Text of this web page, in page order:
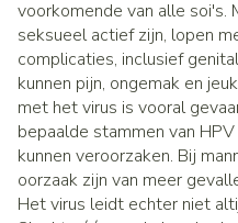
voorkomende van alle soi's.
seksueel actief zijn, lopen
complicaties, inclusief
kunnen pijn, ongemak en
met het virus is vooral
bepaalde stammen van
kunnen veroorzaken. Bij
oorzaak zijn van meer
Het virus leidt echter niet